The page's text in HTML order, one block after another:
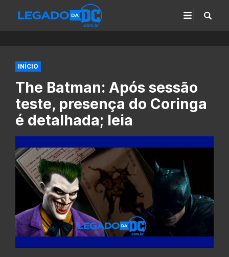
INÍCIO
The Batman: Após sessão
teste, presença do Coringa
é detalhada; leia